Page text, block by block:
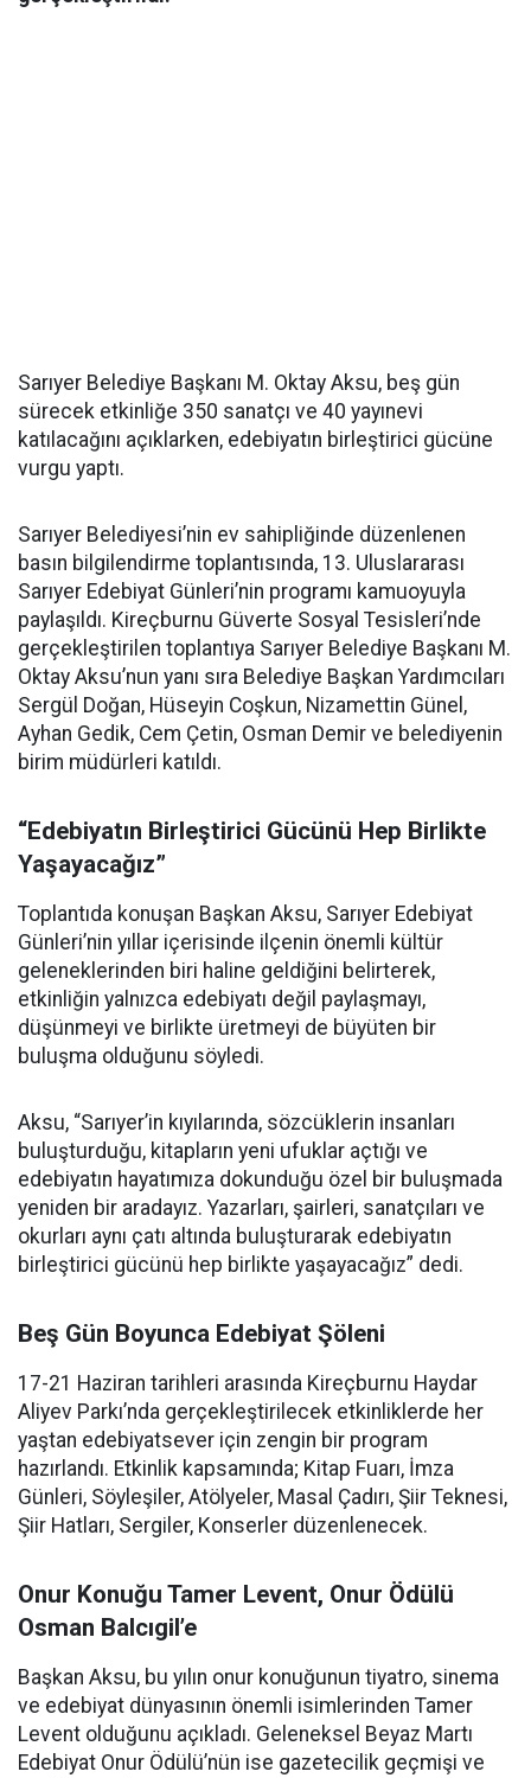
Sarıyer Belediye Başkanı M. Oktay Aksu, beş gün
sürecek etkinliğe 350 sanatçı ve 40 yayınevi
katılacağını açıklarken, edebiyatın birleştirici gücüne
vurgu yaptı.
Sarıyer Belediyesi’nin ev sahipliğinde düzenlenen
basın bilgilendirme toplantısında, 13. Uluslararası
Sarıyer Edebiyat Günleri’nin programı kamuoyuyla
paylaşıldı. Kireçburnu Güverte Sosyal Tesisleri’nde
gerçekleştirilen toplantıya Sarıyer Belediye Başkanı M.
Oktay Aksu’nun yanı sıra Belediye Başkan Yardımcıları
Sergül Doğan, Hüseyin Coşkun, Nizamettin Günel,
Ayhan Gedik, Cem Çetin, Osman Demir ve belediyenin
birim müdürleri katıldı.
“Edebiyatın Birleştirici Gücünü Hep Birlikte
Yaşayacağız”
Toplantıda konuşan Başkan Aksu, Sarıyer Edebiyat
Günleri’nin yıllar içerisinde ilçenin önemli kültür
geleneklerinden biri haline geldiğini belirterek,
etkinliğin yalnızca edebiyatı değil paylaşmayı,
düşünmeyi ve birlikte üretmeyi de büyüten bir
buluşma olduğunu söyledi.
Aksu, “Sarıyer’in kıyılarında, sözcüklerin insanları
buluşturduğu, kitapların yeni ufuklar açtığı ve
edebiyatın hayatımıza dokunduğu özel bir buluşmada
yeniden bir aradayız. Yazarları, şairleri, sanatçıları ve
okurları aynı çatı altında buluşturarak edebiyatın
birleştirici gücünü hep birlikte yaşayacağız” dedi.
Beş Gün Boyunca Edebiyat Şöleni
17-21 Haziran tarihleri arasında Kireçburnu Haydar
Aliyev Parkı’nda gerçekleştirilecek etkinliklerde her
yaştan edebiyatsever için zengin bir program
hazırlandı. Etkinlik kapsamında; Kitap Fuarı, İmza
Günleri, Söyleşiler, Atölyeler, Masal Çadırı, Şiir Teknesi,
Şiir Hatları, Sergiler, Konserler düzenlenecek.
Onur Konuğu Tamer Levent, Onur Ödülü
Osman Balcıgil’e
Başkan Aksu, bu yılın onur konuğunun tiyatro, sinema
ve edebiyat dünyasının önemli isimlerinden Tamer
Levent olduğunu açıkladı. Geleneksel Beyaz Martı
Edebiyat Onur Ödülü’nün ise gazetecilik geçmişi ve